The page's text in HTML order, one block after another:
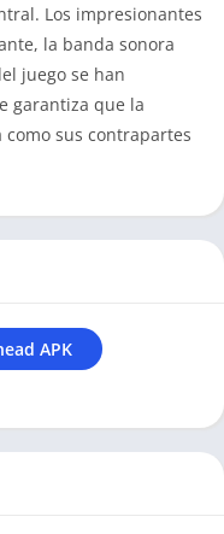
Los impresionantes
la banda sonora
juego se han
garantiza que la
sus contrapartes
APK